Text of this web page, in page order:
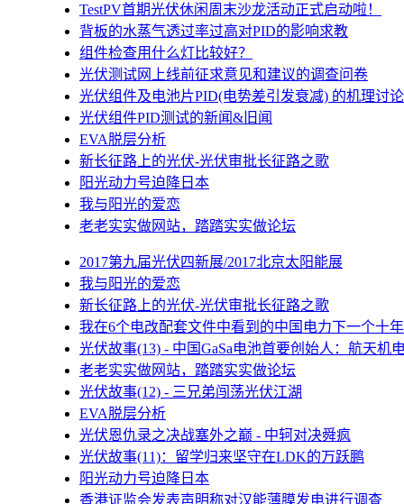
TestPV首期光伏休闲周末沙龙活动正式启动啦！
背板的水蒸气透过率过高对PID的影响求教
组件检查用什么灯比较好？
光伏测试网上线前征求意见和建议的调查问卷
光伏组件及电池片PID(电势差引发衰减) 的机理讨论
光伏组件PID测试的新闻&旧闻
EVA脱层分析
新长征路上的光伏-光伏审批长征路之歌
阳光动力号迫降日本
我与阳光的爱恋
老老实实做网站，踏踏实实做论坛
2017第九届光伏四新展/2017北京太阳能展
我与阳光的爱恋
新长征路上的光伏-光伏审批长征路之歌
我在6个电改配套文件中看到的中国电力下一个十年
光伏故事(13) - 中国GaSa电池首要创始人：航天机
老老实实做网站，踏踏实实做论坛
光伏故事(12) - 三兄弟闯荡光伏江湖
EVA脱层分析
光伏恩仇录之决战塞外之巅 - 中轲对决舜疯
光伏故事(11)：留学归来坚守在LDK的万跃鹏
阳光动力号迫降日本
香港证监会发表声明称对汉能薄膜发电进行调查